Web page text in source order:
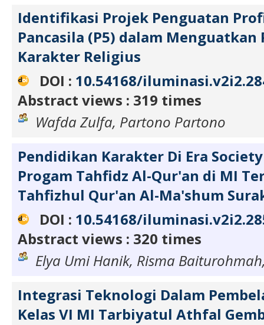
Identifikasi Projek Penguatan
Pancasila (P5) dalam Menguatkan
Karakter Religius
DOI : 10.54168/
Abstract views : 319 times
Wafda Zulfa, Partono Partono
Pendidikan Karakter Di Era
Progam Tahfidz Al-Qur'an di MI
Tahfizhul Qur'an Al-Ma'shum
DOI : 10.54168/
Abstract views : 320 times
Elya Umi Hanik, Risma
Integrasi Teknologi Dalam
Kelas VI MI Tarbiyatul Athfal